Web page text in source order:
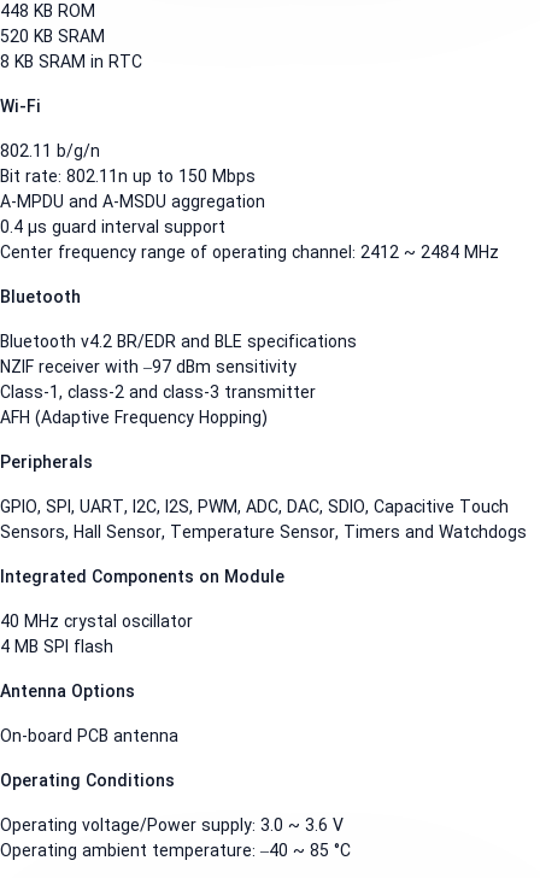
448 KB ROM
520 KB SRAM
8 KB SRAM in RTC
Wi-Fi
802.11 b/g/n
Bit rate: 802.11n up to 150 Mbps
A-MPDU and A-MSDU aggregation
0.4 µs guard interval support
Center frequency range of operating channel: 2412 ~ 2484 MHz
Bluetooth
Bluetooth v4.2 BR/EDR and BLE specifications
NZIF receiver with –97 dBm sensitivity
Class-1, class-2 and class-3 transmitter
AFH (Adaptive Frequency Hopping)
Peripherals
GPIO, SPI, UART, I2C, I2S, PWM, ADC, DAC, SDIO, Capacitive Touch
Sensors, Hall Sensor, Temperature Sensor, Timers and
Integrated Components on Module
40 MHz crystal oscillator
4 MB SPI flash
Antenna Options
On-board PCB antenna
Operating Conditions
Operating voltage/Power supply: 3.0 ~ 3.6 V
Operating ambient temperature: –40 ~ 85 °C